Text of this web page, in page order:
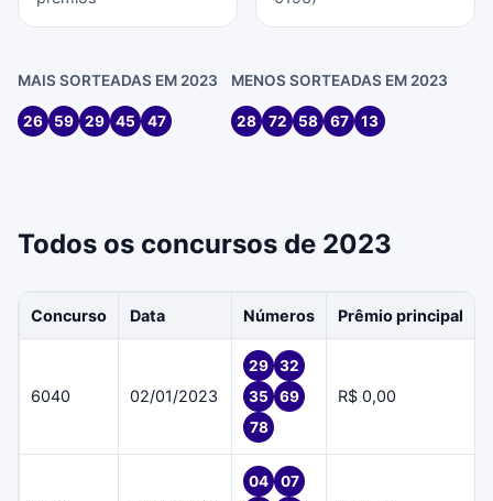
MAIS SORTEADAS EM 2023
26 59 29 45 47
MENOS SORTEADAS EM 2023
28 72 58 67 13
Todos os concursos de 2023
Concurso Data Números Prêmio principal
6040 02/01/2023
29
32
35
69
78
R$ 0,00
04
07